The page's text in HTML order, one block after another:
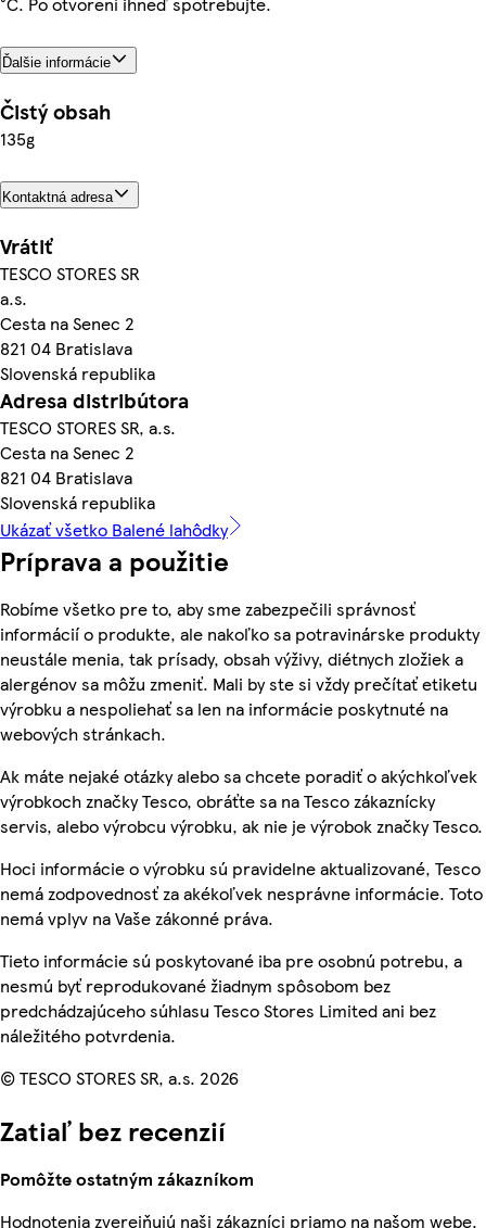
Ďalšie informácie
Čistý obsah
135g
Kontaktná adresa
Vrátiť
TESCO STORES SR
a.s.
Cesta na Senec 2
821 04 Bratislava
Slovenská republika
Adresa distribútora
TESCO STORES SR, a.s.
Cesta na Senec 2
821 04 Bratislava
Slovenská republika
Ukázať všetko Balené lahôdky
Príprava a použitie
Robíme všetko pre to, aby sme zabezpečili správnosť
informácií o produkte, ale nakoľko sa potravinárske produkty
neustále menia, tak prísady, obsah výživy, diétnych zložiek a
alergénov sa môžu zmeniť. Mali by ste si vždy prečítať etiketu
výrobku a nespoliehať sa len na informácie poskytnuté na
webových stránkach.
Ak máte nejaké otázky alebo sa chcete poradiť o akýchkoľvek
výrobkoch značky Tesco, obráťte sa na Tesco zákaznícky
servis, alebo výrobcu výrobku, ak nie je výrobok značky Tesco.
Hoci informácie o výrobku sú pravidelne aktualizované, Tesco
nemá zodpovednosť za akékoľvek nesprávne informácie. Toto
nemá vplyv na Vaše zákonné práva.
Tieto informácie sú poskytované iba pre osobnú potrebu, a
nesmú byť reprodukované žiadnym spôsobom bez
predchádzajúceho súhlasu Tesco Stores Limited ani bez
náležitého potvrdenia.
© TESCO STORES SR, a.s. 2026
Zatiaľ bez recenzií
Pomôžte ostatným zákazníkom
Hodnotenia zverejňujú naši zákazníci priamo na našom webe.